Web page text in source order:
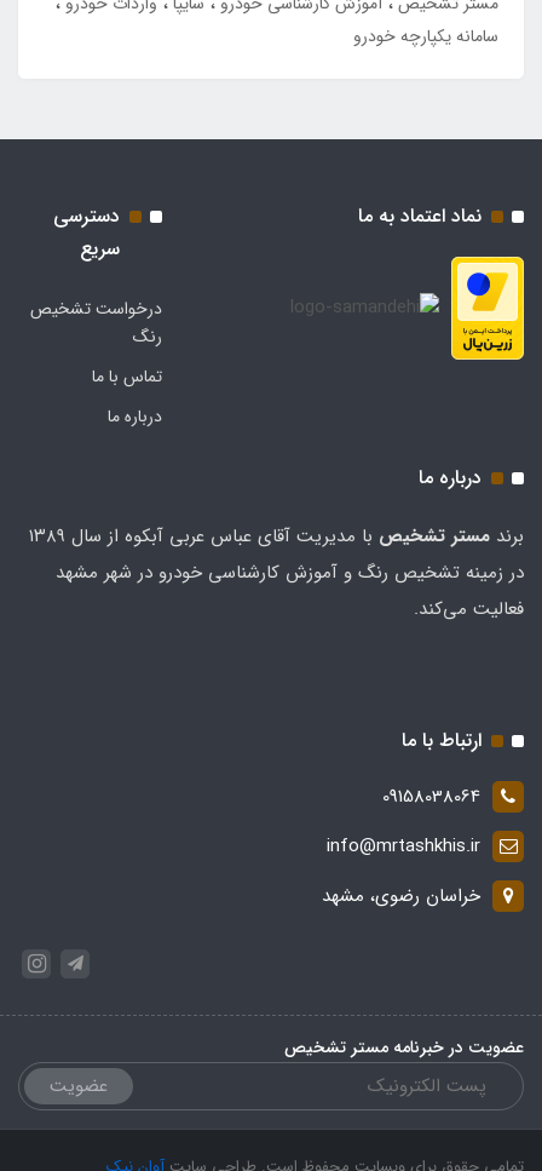
سامانه یکپارچه خودرو
نماد اعتماد به ما
دسترسی
سریع
درخواست تشخیص
رنگ
تماس با ما
درباره ما
درباره ما
برند مستر تشخيص
با مدیریت آقای عباس عربی آبکوه از سال ۱۳۸۹
در زمینه تشخیص رنگ و آموزش کارشناسی خودرو در شهر مشهد
فعالیت می‌کند.
ارتباط با ما
09158038064
info@mrtashkhis.ir
خراسان رضوی، مشهد
عضویت در خبرنامه مستر تشخیص
عضویت